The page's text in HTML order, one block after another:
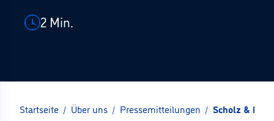
2 Min.
Startseite / Über uns / Pressemitteilungen / Scholz &